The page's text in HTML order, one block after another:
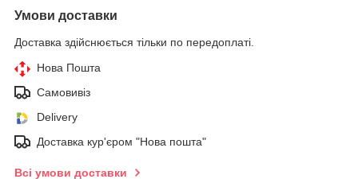
Умови доставки
Доставка здійснюється тільки по передоплаті.
Нова Пошта
Самовивіз
Delivery
Доставка кур'єром "Нова пошта"
Всі умови доставки